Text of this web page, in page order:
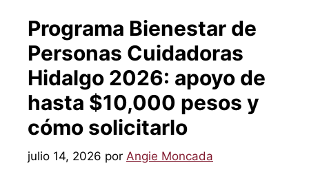
Programa Bienestar de
Personas Cuidadoras
Hidalgo 2026: apoyo de
hasta $10,000 pesos y
cómo solicitarlo
julio 14, 2026 por Angie Moncada